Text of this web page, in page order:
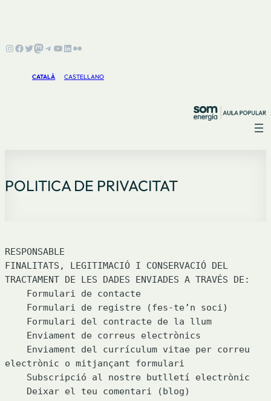
Instagram
Facebook
Twitter
Mastodon
Telegram
YouTube
LinkedIn
Flickr
CATALÀ CASTELLANO
POLITICA DE PRIVACITAT
RESPONSABLE
FINALITATS, LEGITIMACIÓ I CONSERVACIÓ DEL
TRACTAMENT DE LES DADES ENVIADES A TRAVÉS DE:
electrònic o mitjançant formulari